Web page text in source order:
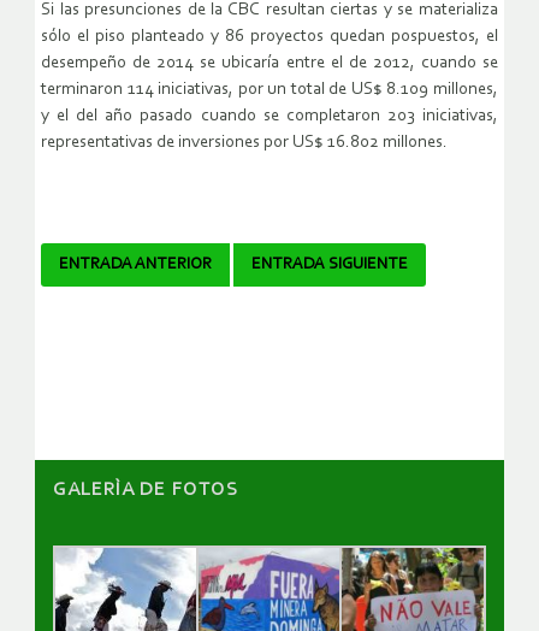
Si las presunciones de la CBC resultan ciertas y se materializa
sólo el piso planteado y 86 proyectos quedan pospuestos, el
desempeño de 2014 se ubicaría entre el de 2012, cuando se
terminaron 114 iniciativas, por un total de US$ 8.109 millones,
y el del año pasado cuando se completaron 203 iniciativas,
representativas de inversiones por US$ 16.802 millones.
Navegador
ENTRADA ANTERIOR ENTRADA SIGUIENTE
GALERÌA DE FOTOS